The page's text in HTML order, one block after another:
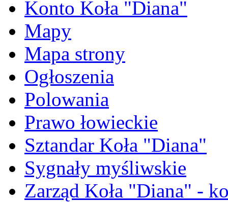
Konto Koła "Diana"
Mapy
Mapa strony
Ogłoszenia
Polowania
Prawo łowieckie
Sztandar Koła "Diana"
Sygnały myśliwskie
Zarząd Koła "Diana" -